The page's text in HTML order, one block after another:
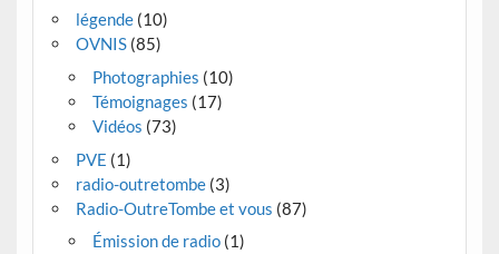
légende(10)
OVNIS(85)
Photographies (10)
Témoignages (17)
Vidéos (73)
PVE (1)
radio-outretombe(3)
Radio-OutreTombe et vous (87)
Émission de radio(1)